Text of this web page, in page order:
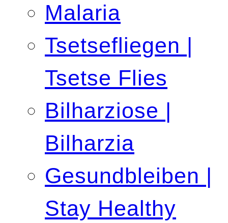
Malaria
Tsetsefliegen |
Tsetse Flies
Bilharziose |
Bilharzia
Gesundbleiben |
Stay Healthy